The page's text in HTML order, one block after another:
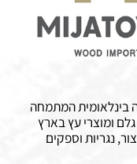
בינלאומית המתמחה
ומוצרי עץ בארץ
נגריות וספקים